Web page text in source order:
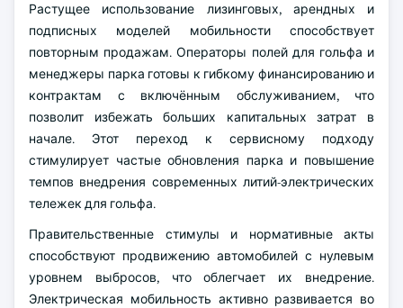
Растущее использование лизинговых, арендных и
подписных моделей мобильности способствует
повторным продажам. Операторы полей для гольфа и
менеджеры парка готовы к гибкому финансированию и
контрактам с включённым обслуживанием, что
позволит избежать больших капитальных затрат в
начале. Этот переход к сервисному подходу
стимулирует частые обновления парка и повышение
темпов внедрения современных литий-электрических
тележек для гольфа.
Правительственные стимулы и нормативные акты
способствуют продвижению автомобилей с нулевым
уровнем выбросов, что облегчает их внедрение.
Электрическая мобильность активно развивается во